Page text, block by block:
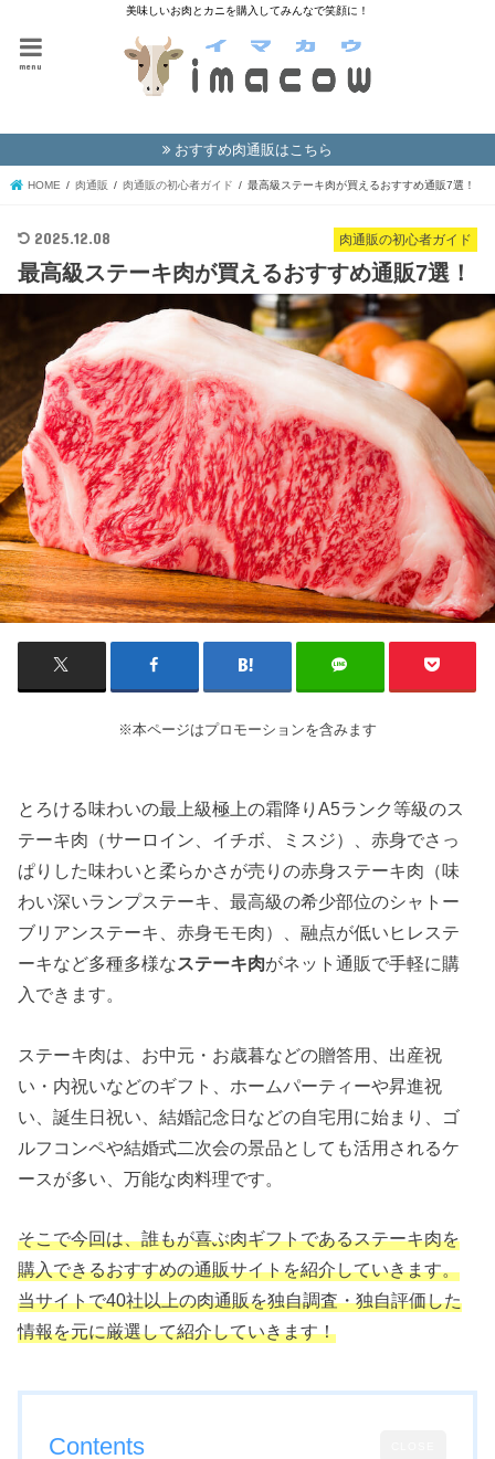
美味しいお肉とカニを購入してみんなで笑顔に！
menu
おすすめ肉通販はこちら
HOME 肉通販 肉通販の初心者ガイド 最高級ステーキ肉が買えるおすすめ通販7選！
肉通販の初心者ガイド
2025.12.08
最高級ステーキ肉が買えるおすすめ通販7選！
※本ページはプロモーションを含みます
とろける味わいの最上級極上の霜降りA5ランク等級のス
テーキ肉（サーロイン、イチボ、ミスジ）、赤身でさっ
ぱりした味わいと柔らかさが売りの赤身ステーキ肉（味
わい深いランプステーキ、最高級の希少部位のシャトー
ブリアンステーキ、赤身モモ肉）、融点が低いヒレステ
ーキなど多種多様なステーキ肉がネット通販で手軽に購
入できます。
ステーキ肉は、お中元・お歳暮などの贈答用、出産祝
い・内祝いなどのギフト、ホームパーティーや昇進祝
い、誕生日祝い、結婚記念日などの自宅用に始まり、ゴ
ルフコンペや結婚式二次会の景品としても活用されるケ
ースが多い、万能な肉料理です。
そこで今回は、誰もが喜ぶ肉ギフトであるステーキ肉を
購入できるおすすめの通販サイトを紹介していきます。
当サイトで40社以上の肉通販を独自調査・独自評価した
情報を元に厳選して紹介していきます！
Contents